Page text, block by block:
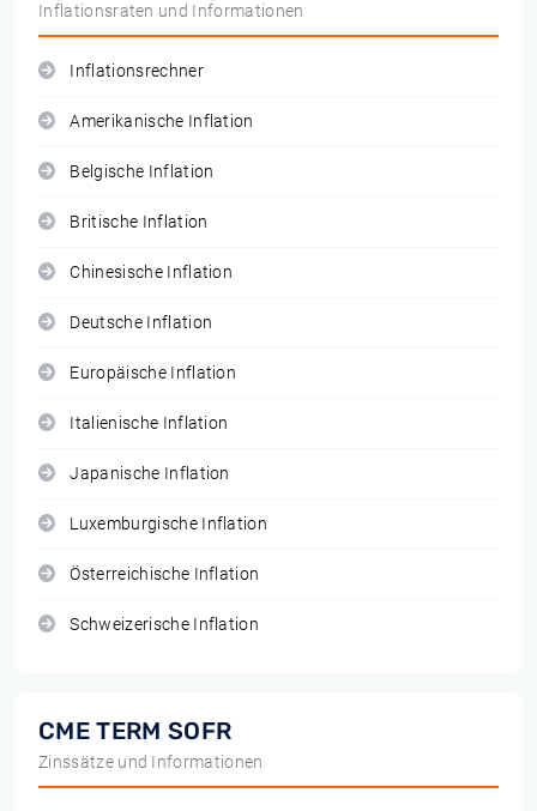
Inflationsraten und Informationen
Inflationsrechner
Amerikanische Inflation
Belgische Inflation
Britische Inflation
Chinesische Inflation
Deutsche Inflation
Europäische Inflation
Italienische Inflation
Japanische Inflation
Luxemburgische Inflation
Österreichische Inflation
Schweizerische Inflation
CME TERM SOFR
Zinssätze und Informationen